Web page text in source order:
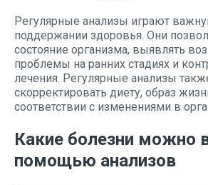
Регулярные анализы играют
поддержании здоровья. Они
состояние организма, выявлять
проблемы на ранних стадиях и
лечения. Регулярные анализы
скорректировать диету, образ
соответствии с изменениями в
Какие болезни можно
помощью анализов